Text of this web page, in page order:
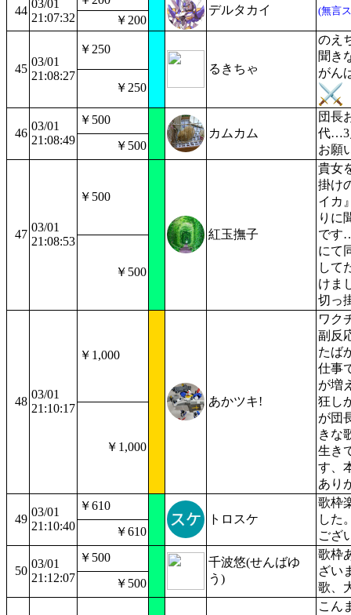
44
03/01
21:07:32
デルタカイ (無言
￥200
45
03/01
21:08:27
￥250
るきちゃ
のえ
聞き
がん
￥250
46
03/01
21:08:49
￥500
カムカム
団長
代…3
お願
￥500
47
03/01
21:08:53
￥500
紅玉撫子
貴女
掛け
イカ
りに
です
にて
して
けま
切っ
￥500
48
03/01
21:10:17
￥1,000
あかツキ!
ワク
副反
たば
仕事
が増
狂し
が団
きな
生き
す、
あり
￥1,000
49
03/01
21:10:40
￥610
トロスケ
歌枠
した
ござ
￥610
50
03/01
21:12:07
￥500
千波悠(せんばゆ
う)
歌枠
ざい
歌、
￥500
こん